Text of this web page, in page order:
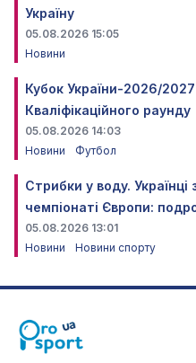
Україну
05.08.2026 15:05
Новини
Кубок України-2026/
Кваліфікаційного раунду
05.08.2026 14:03
Новини
Футбол
Стрибки у воду.
чемпіонаті Європи:
05.08.2026 13:01
Новини
Новини спорту